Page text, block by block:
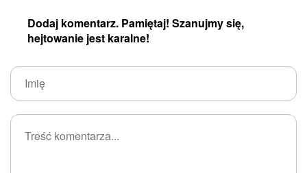
Dodaj komentarz. Pamiętaj! Szanujmy się,
hejtowanie jest karalne!